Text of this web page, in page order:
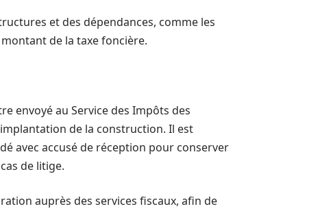
et des dépendances, comme les
de la taxe foncière.
envoyé au Service des Impôts des
de la construction. Il est
avec accusé de réception pour conserver
de litige.
auprès des services fiscaux, afin de